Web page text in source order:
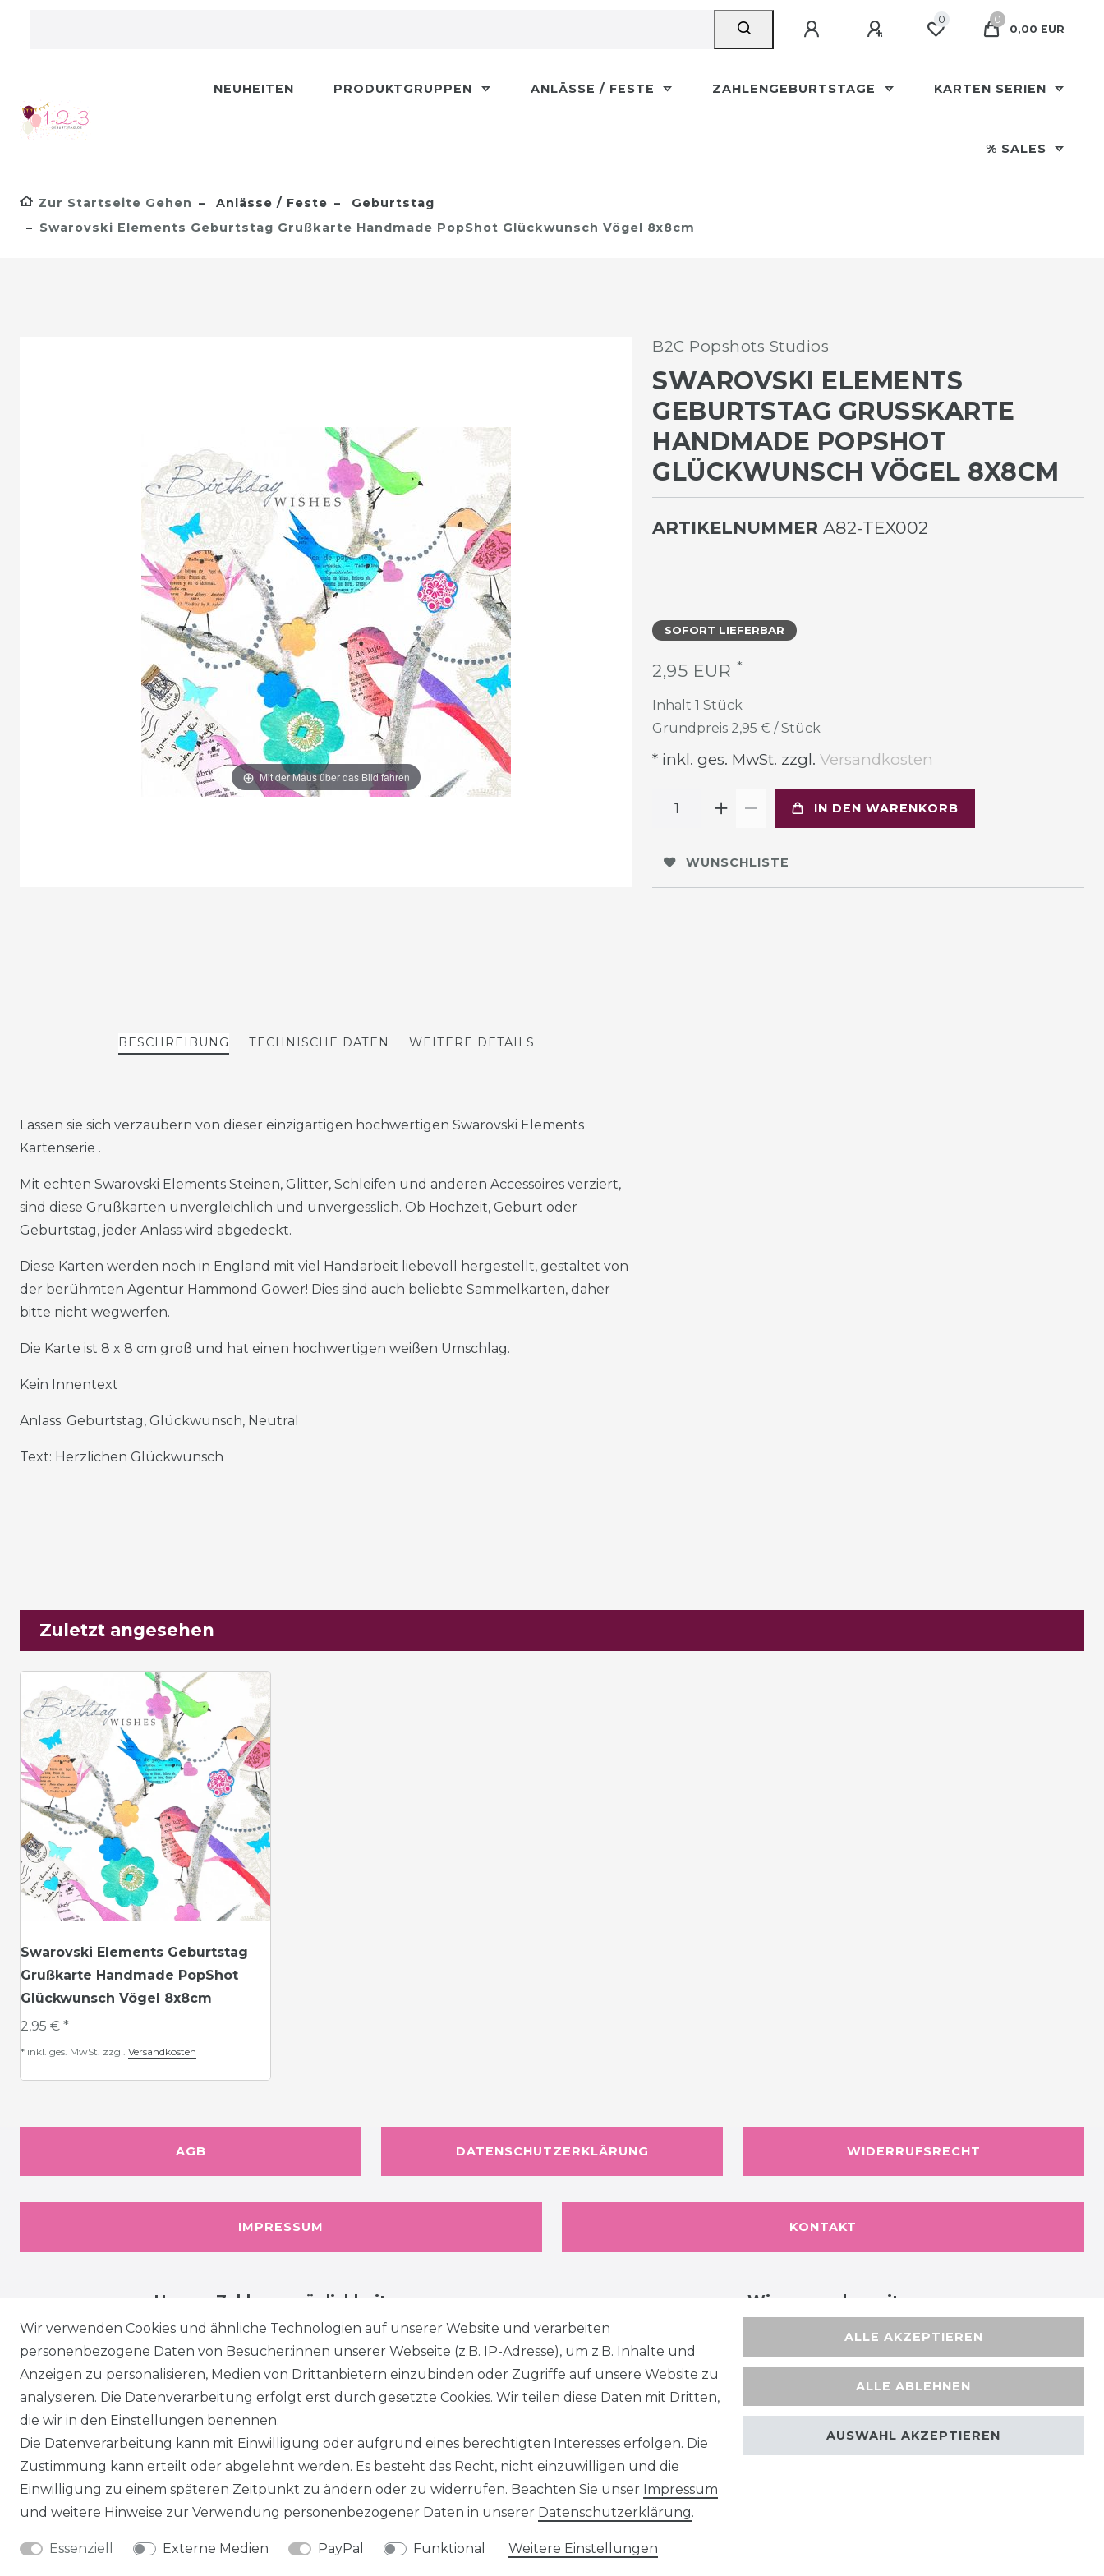
0
0
0,00 EUR
NEUHEITEN PRODUKTGRUPPEN ANLÄSSE / FESTE ZAHLENGEBURTSTAGE KARTEN SERIEN
% SALES
Zur Startseite Gehen Anlässe / Feste
Geburtstag
Swarovski Elements Geburtstag Grußkarte Handmade PopShot Glückwunsch Vögel 8x8cm
Mit der Maus über das Bild fahren
B2C Popshots Studios
SWAROVSKI ELEMENTS
GEBURTSTAG GRUSSKARTE H
ANDMADE POPSHOT G
LÜCKWUNSCH VÖGEL 8X8CM
ARTIKELNUMMER A82-TEX002
SOFORT LIEFERBAR
2,95 EUR *
Inhalt 1 Stück
Grundpreis 2,95 € / Stück
* inkl. ges. MwSt. zzgl. Versandkosten
IN DEN WARENKORB
WUNSCHLISTE
BESCHREIBUNG TECHNISCHE DATEN WEITERE DETAILS
Lassen sie sich verzaubern von dieser einzigartigen hochwertigen Swarovski Elements
Kartenserie .
Mit echten Swarovski Elements Steinen, Glitter, Schleifen und anderen Accessoires verziert,
sind diese Grußkarten unvergleichlich und unvergesslich. Ob Hochzeit, Geburt oder
Geburtstag, jeder Anlass wird abgedeckt.
Diese Karten werden noch in England mit viel Handarbeit liebevoll hergestellt, gestaltet von
der berühmten Agentur Hammond Gower! Dies sind auch beliebte Sammelkarten, daher
bitte nicht wegwerfen.
Die Karte ist 8 x 8 cm groß und hat einen hochwertigen weißen Umschlag.
Kein Innentext
Anlass: Geburtstag, Glückwunsch, Neutral
Text: Herzlichen Glückwunsch
Zuletzt angesehen
Swarovski Elements Geburtstag
Grußkarte Handmade PopShot
Glückwunsch Vögel 8x8cm
2,95 € *
* inkl. ges. MwSt. zzgl. Versandkosten
AGB DATENSCHUTZERKLÄRUNG WIDERRUFSRECHT
IMPRESSUM KONTAKT
Unsere Zahlungsmöglichkeiten Wir versenden mit
Wir verwenden Cookies und ähnliche Technologien auf unserer Website und verarbeiten
personenbezogene Daten von Besucher:innen unserer Webseite (z.B. IP-Adresse), um z.B. Inhalte und
Anzeigen zu personalisieren, Medien von Drittanbietern einzubinden oder Zugriffe auf unsere Website zu
analysieren. Die Datenverarbeitung erfolgt erst durch gesetzte Cookies. Wir teilen diese Daten mit Dritten,
die wir in den Einstellungen benennen.
Die Datenverarbeitung kann mit Einwilligung oder aufgrund eines berechtigten Interesses erfolgen. Die
Zustimmung kann erteilt oder abgelehnt werden. Es besteht das Recht, nicht einzuwilligen und die
Einwilligung zu einem späteren Zeitpunkt zu ändern oder zu widerrufen. Beachten Sie unser Impressum
und weitere Hinweise zur Verwendung personenbezogener Daten in unserer Daten­schutz­erklärung.
Essenziell Externe Medien PayPal Funktional Weitere Einstellungen
ALLE AKZEPTIEREN
ALLE ABLEHNEN
AUSWAHL AKZEPTIEREN